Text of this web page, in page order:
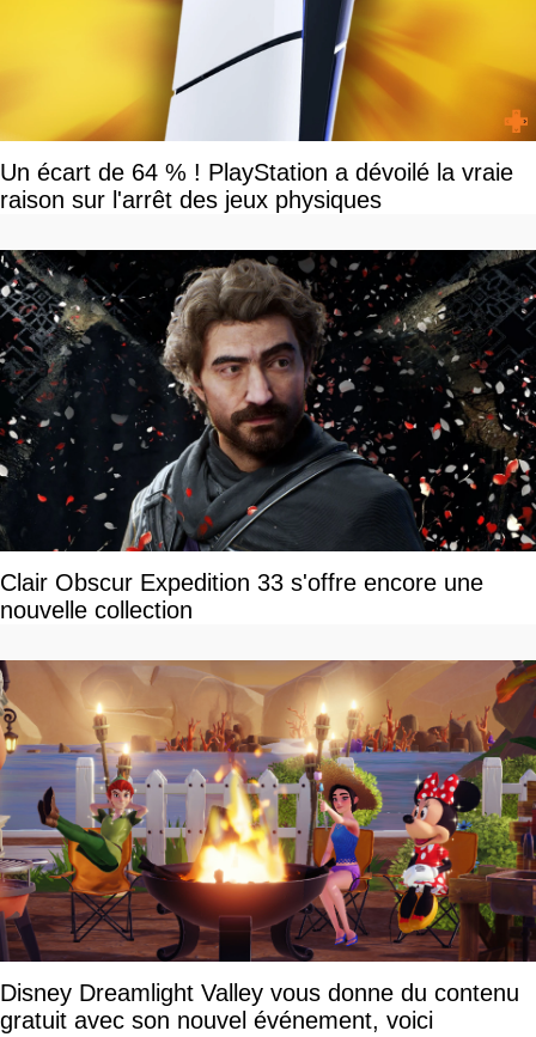
Un écart de 64 % ! PlayStation a dévoilé la vraie
raison sur l'arrêt des jeux physiques
Clair Obscur Expedition 33 s'offre encore une
nouvelle collection
Disney Dreamlight Valley vous donne du contenu
gratuit avec son nouvel événement, voici